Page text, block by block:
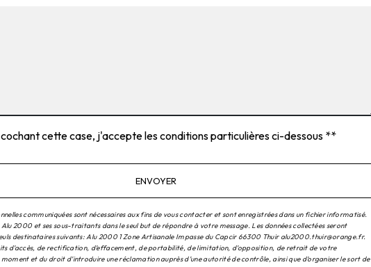
cochant cette case, j'accepte les conditions particulières ci-dessous **
ENVOYER
communiquées sont nécessaires aux fins de vous contacter et sont enregistrées dans un fichier informatisé.
Alu 2000 et ses sous-traitants dans le seul but de répondre à votre message. Les données collectées seront
destinataires suivants: Alu 2000 1 Zone Artisanale Impasse du Capcir 66300 Thuir alu2000.thuir@orange.fr.
d’accès, de rectification, d’effacement, de portabilité, de limitation, d’opposition, de retrait de votre
et du droit d’introduire une réclamation auprès d’une autorité de contrôle, ainsi que d’organiser le sort de